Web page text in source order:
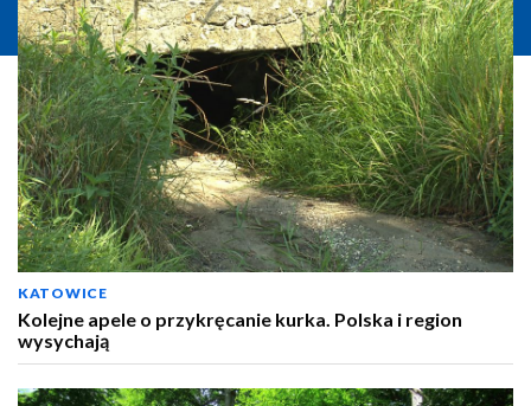
KATOWICE
Kolejne apele o przykręcanie kurka. Polska i region
wysychają